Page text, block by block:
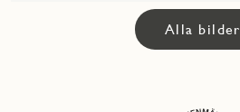
Alla bilder